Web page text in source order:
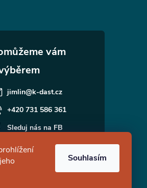
Souhlasím
jimlin@k-dast.cz
+420 731 586 361
Sleduj nás na FB
kdast_prodejreziva